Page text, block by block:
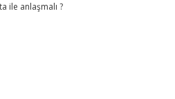
ile anlaşmalı ?